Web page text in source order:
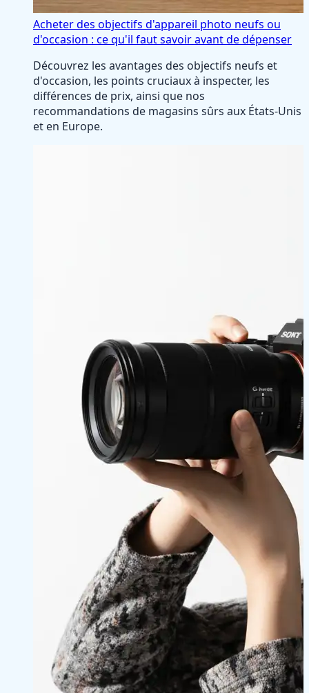
Acheter des objectifs d'appareil photo neufs ou
d'occasion : ce qu'il faut savoir avant de dépenser
Découvrez les avantages des objectifs neufs et
d'occasion, les points cruciaux à inspecter, les
différences de prix, ainsi que nos
recommandations de magasins sûrs aux États-Unis
et en Europe.